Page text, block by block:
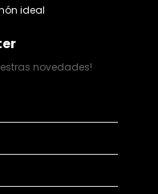
ideal
novedades!